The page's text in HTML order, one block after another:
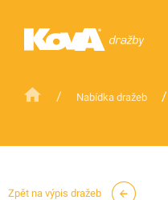
/ Nabídka dražeb /
Zpět na výpis dražeb